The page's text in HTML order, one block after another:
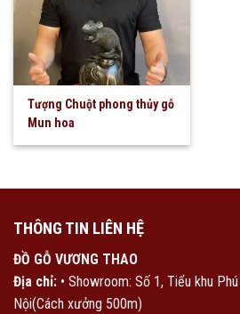
Tượng Chuột phong thủy gỗ
Mun hoa
THÔNG TIN LIÊN HỆ
ĐỒ GỖ VƯƠNG THAO
Địa chỉ: • Showroom: Số 1, Tiểu khu
Nội(Cách xưởng 500m)